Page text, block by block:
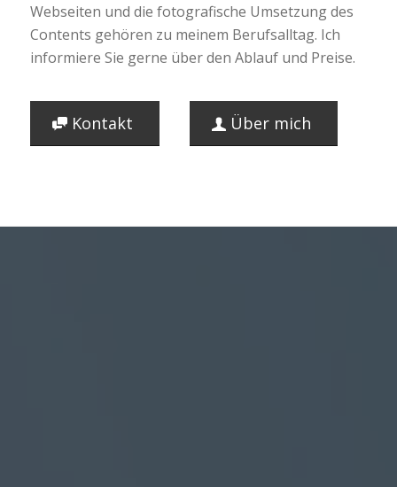
Webseiten und die fotografische Umsetzung des
Contents gehören zu meinem Berufsalltag. Ich
informiere Sie gerne über den Ablauf und Preise.
Kontakt Über mich